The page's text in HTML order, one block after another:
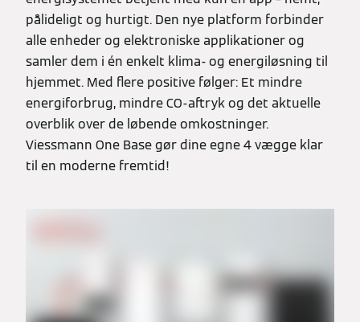
pålideligt og hurtigt. Den nye platform forbinder
alle enheder og elektroniske applikationer og
samler dem i én enkelt klima- og energiløsning til
hjemmet. Med flere positive følger: Et mindre
energiforbrug, mindre CO-aftryk og det aktuelle
overblik over de løbende omkostninger.
Viessmann One Base gør dine egne 4 vægge klar
til en moderne fremtid!